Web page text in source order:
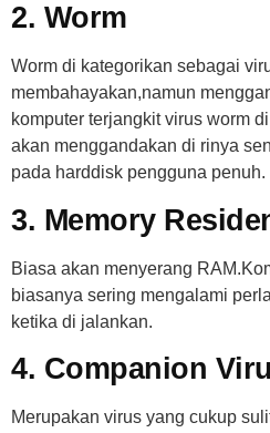
2. Worm
Worm di kategorikan sebagai
membahayakan,namun
komputer terjangkit virus worm
akan menggandakan di rinya
pada harddisk pengguna penuh.
3. Memory
Biasa akan menyerang
biasanya sering mengalami
ketika di jalankan.
4. Companion
Merupakan virus yang cukup